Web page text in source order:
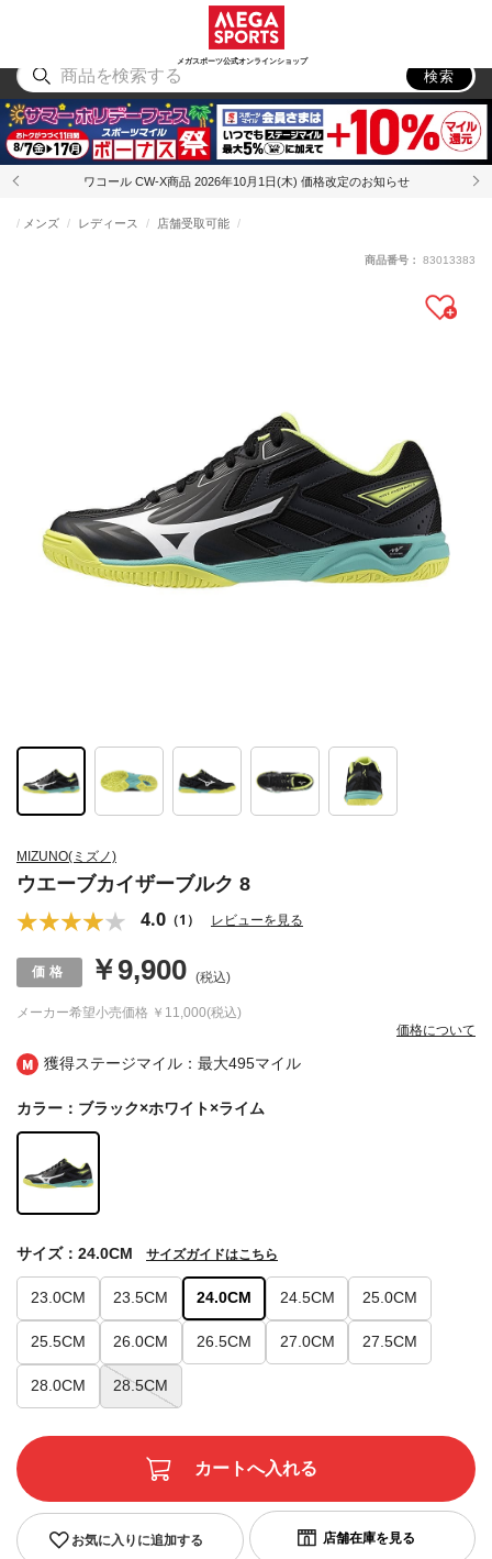
メガスポーツ公式オンラインショップ
アウトドア
検索
ワコール CW-X商品 2026年10月1日(木) 価格改定のお知らせ
獲得ステージマイル：最大495マイル
MIZUNO(ミズノ)
ウエーブカイザーブルク 8
4.0 （1） レビューを見る
メンズ レディース 店舗受取可能
メーカー希望小売価格 ￥11,000(税込)
￥9,900 (税込)
価格について
商品番号： 83013383
カラー：ブラック×ホワイト×ライム
23.0CM 23.5CM 24.0CM 24.5CM 25.0CM
25.5CM 26.0CM 26.5CM 27.0CM 27.5CM
28.0CM 28.5CM
サイズ：24.0CM サイズガイドはこちら
お気に入りに追加する